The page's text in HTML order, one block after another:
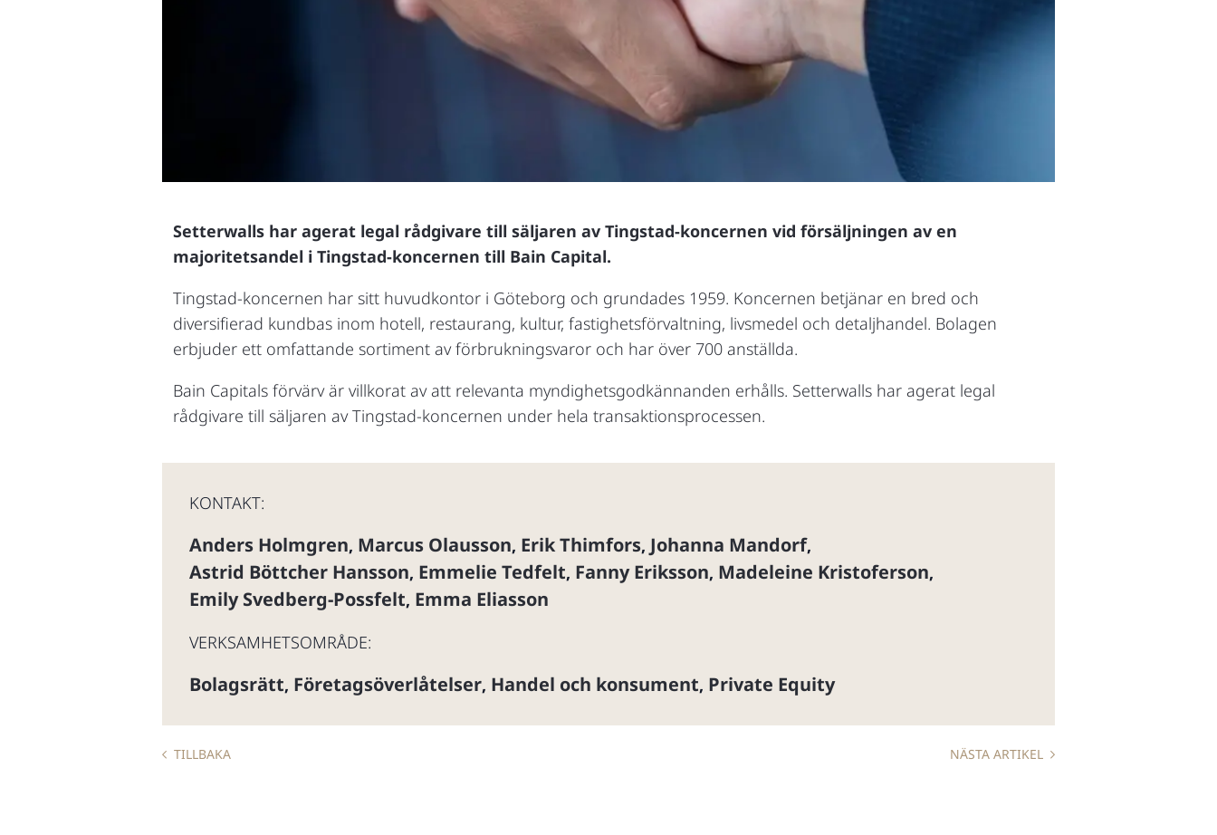
Setterwalls har agerat legal rådgivare till säljaren av Tingstad-koncernen vid försäljningen av en
majoritetsandel i Tingstad-koncernen till Bain Capital.
Tingstad-koncernen har sitt huvudkontor i Göteborg och grundades 1959. Koncernen betjänar en bred och
diversifierad kundbas inom hotell, restaurang, kultur, fastighetsförvaltning, livsmedel och detaljhandel. Bolagen
erbjuder ett omfattande sortiment av förbrukningsvaror och har över 700 anställda.
Bain Capitals förvärv är villkorat av att relevanta myndighetsgodkännanden erhålls. Setterwalls har agerat legal
rådgivare till säljaren av Tingstad-koncernen under hela transaktionsprocessen.
KONTAKT:
Anders Holmgren, Marcus Olausson, Erik Thimfors, Johanna Mandorf,
Astrid Böttcher Hansson, Emmelie Tedfelt, Fanny Eriksson, Madeleine Kristoferson,
Emily Svedberg-Possfelt, Emma Eliasson
VERKSAMHETSOMRÅDE:
Bolagsrätt, Företagsöverlåtelser, Handel och konsument, Private Equity
TILLBAKA NÄSTA ARTIKEL